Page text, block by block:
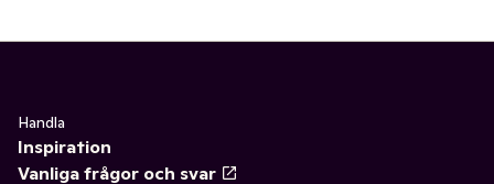
Handla
Inspiration
Vanliga frågor och svar